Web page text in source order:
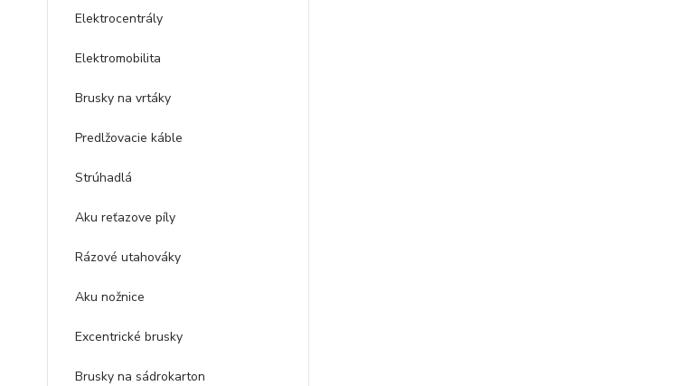
Elektrocentrály
Elektromobilita
Brusky na vrtáky
Predlžovacie káble
Strúhadlá
Aku reťazove píly
Rázové utahováky
Aku nožnice
Excentrické brusky
Brusky na sádrokarton